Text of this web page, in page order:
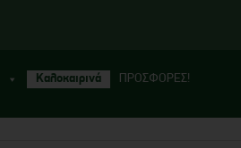
Καλοκαιρινά
ΠΡΟΣΦΟΡΕΣ!